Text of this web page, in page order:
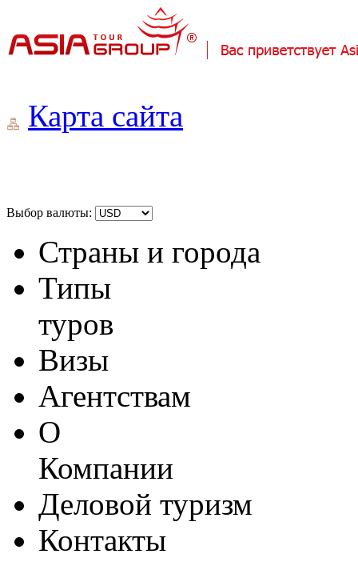
Карта сайта
Выбор валюты:
Страны и города
Типы
туров
Визы
Агентствам
О
Компании
Деловой туризм
Контакты